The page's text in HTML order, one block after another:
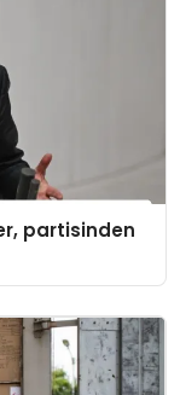
partisinden